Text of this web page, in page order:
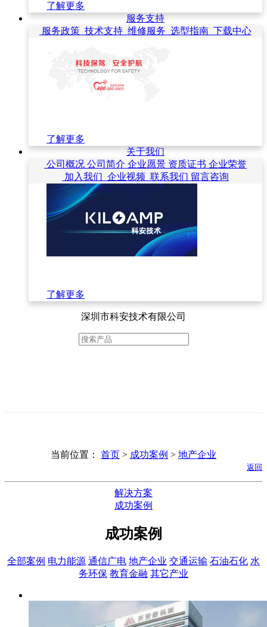
了解更多
服务支持
服务政策 技术支持 维修服务 选型指南 下载中心
了解更多
关于我们
公司概况 公司简介 企业愿景 资质证书 企业荣誉
加入我们 企业视频 联系我们 留言咨询
了解更多
深圳市科安技术有限公司
当前位置： 首页 > 成功案例 > 地产企业
返回
解决方案
成功案例
成功案例
全部案例 电力能源 通信广电 地产企业 交通运输 石油石化 水
务环保 教育金融 其它产业